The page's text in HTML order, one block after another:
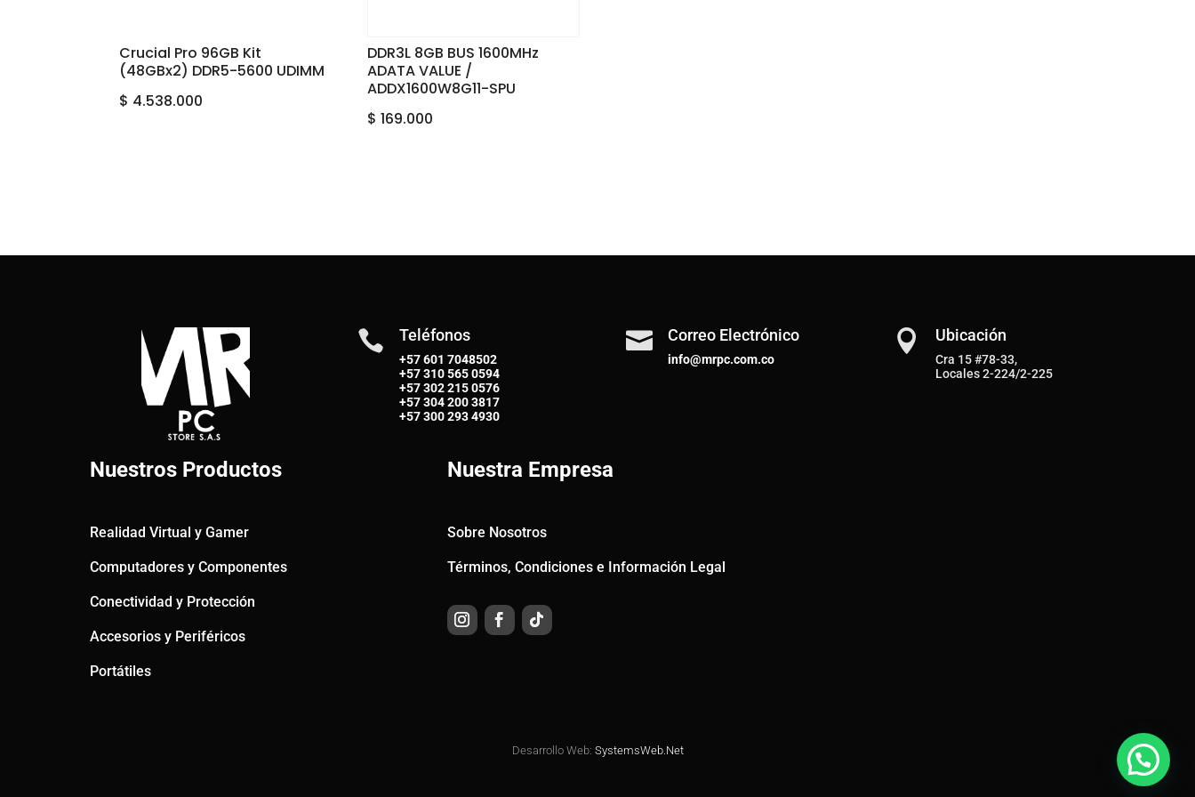
Crucial Pro 96GB Kit
(48GBx2) DDR5-5600 UDIMM
$ 4.538.000
DDR3L 8GB BUS 1600MHz
ADATA VALUE /
ADDX1600W8G11-SPU
$ 169.000
 Teléfonos
+57 601 7048502
+57310 565 0594
+57302 215 0576
+57304 200 3817
+57300 293 4930
 Correo Electrónico
info@mrpc.com.co
 Ubicación
Cra 15 #78-33,
Locales 2-224/2-225
Nuestros Productos
Realidad Virtual y Gamer
Computadores y Componentes
Conectividad y Protección
Accesorios y Periféricos
Portátiles
Nuestra Empresa
Sobre Nosotros
Términos, Condiciones e Información Legal
Desarrollo Web: SystemsWeb.Net